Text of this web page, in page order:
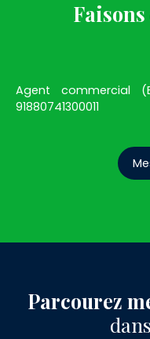
Faisons
Agent commercial
91880741300011
Parcourez